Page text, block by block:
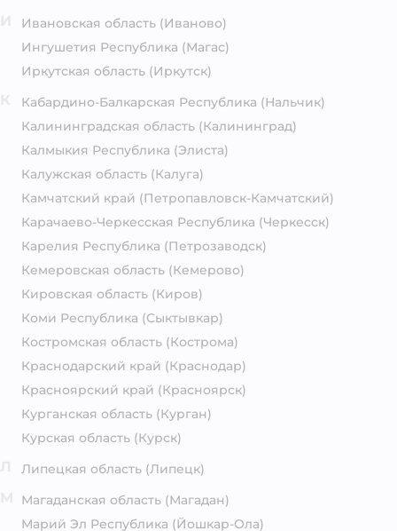
Ивановская область (Иваново)
Ингушетия Республика (Магас)
Иркутская область (Иркутск)
Кабардино-Балкарская Республика (Нальчик)
Калининградская область (Калининград)
Калмыкия Республика (Элиста)
Калужская область (Калуга)
Камчатский край (Петропавловск-Камчатский)
Карачаево-Черкесская Республика (Черкесск)
Карелия Республика (Петрозаводск)
Кемеровская область (Кемерово)
Кировская область (Киров)
Коми Республика (Сыктывкар)
Костромская область (Кострома)
Краснодарский край (Краснодар)
Красноярский край (Красноярск)
Курганская область (Курган)
Курская область (Курск)
Липецкая область (Липецк)
Магаданская область (Магадан)
Марий Эл Республика (Йошкар-Ола)